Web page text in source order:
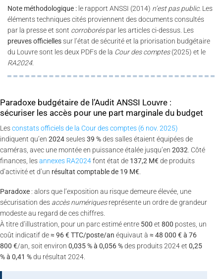
Note méthodologique : le rapport ANSSI (2014) n’est pas public. Les
éléments techniques cités proviennent des documents consultés
par la presse et sont corroboréspar les articles ci-dessus. Les
preuves officiellessur l’état de sécurité et la priorisation budgétaire
du Louvre sont les deux PDFs de la Cour des comptes(2025) et le
RA2024.
Paradoxe budgétaire de l’Audit ANSSI Louvre :
sécuriser les accès pour une part marginale du budget
Lesconstats officiels de la Cour des comptes (6 nov. 2025)
indiquent qu’en 2024seules39 %des salles étaient équipées de
caméras, avec une montée en puissance étalée jusqu’en 2032 . Côté
finances, lesannexes RA2024font état de 137,2 M€de produits
d’activité et d’un résultat comptable de 19 M€
Paradoxe : alors que l’exposition au risque demeure élevée, une
sécurisation des accès numériquesreprésente un ordre de grandeur
modeste au regard de ces chiffres.
À titre d’illustration, pour un parc estimé entre 500 et 800 postes, un
coût indicatif de≈ 96 € TTC/poste/an équivaut à ≈ 48 000 € à 76
800 €/an, soit environ 0,035 % à 0,056 %des produits 2024 et 0,25
% à 0,41 %du résultat 2024.